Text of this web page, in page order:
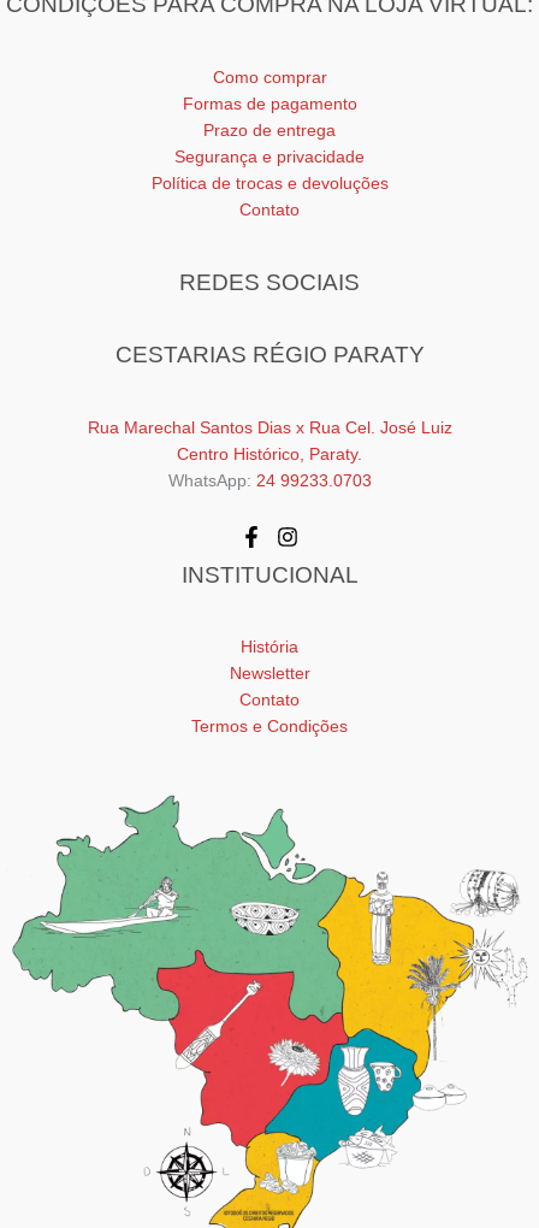
Como comprar
Formas de pagamento
Prazo de entrega
Segurança e privacidade
Política de trocas e devoluções
Contato
REDES SOCIAIS
CESTARIAS RÉGIO PARATY
Rua Marechal Santos Dias x Rua Cel. José Luiz
Centro Histórico, Paraty.
WhatsApp: 24 99233.0703
INSTITUCIONAL
História
Newsletter
Contato
Termos e Condições